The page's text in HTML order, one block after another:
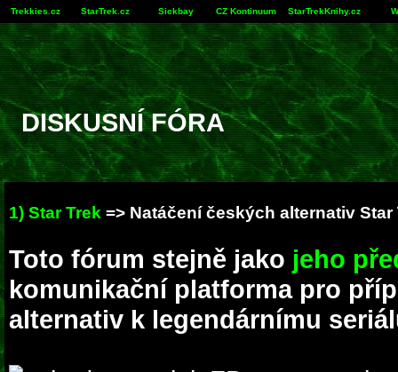
Trekkies.cz StarTrek.cz Sickbay CZ Kontinuum StarTrekKnihy.cz
DISKUSNÍ FÓRA
1) Star Trek => Natáčení českých alternativ Star
Toto fórum stejně jako jeho
komunikační platforma pro
alternativ k legendárnímu